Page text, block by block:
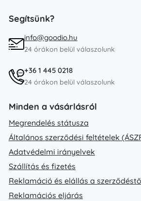
Segítsünk?
info@goodio.hu
24 órákon belül válaszolunk
+36 1 445 0218
24 órákon belül válaszolunk
Minden a vásárlásról
Megrendelés státusza
Általános szerződési feltételek
Adatvédelmi irányelvek
Szállítás és fizetés
Reklamáció és elállás a
Reklamációs eljárás